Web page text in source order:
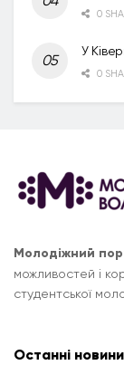
0
У
0
Молодіжний
можливостей і
студентської
Останні новини